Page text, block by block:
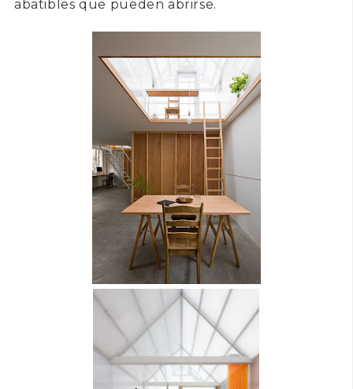
abatibles que pueden abrirse.